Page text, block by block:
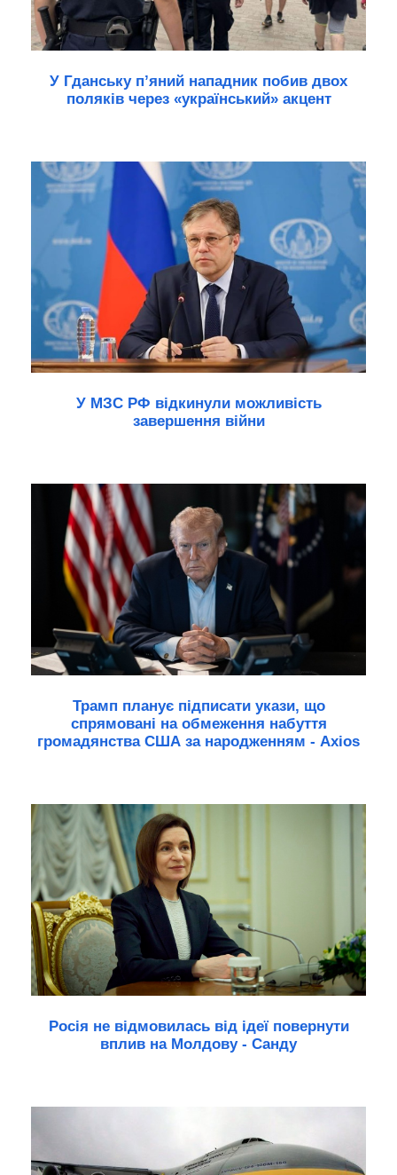
У Гданську п’яний нападник побив двох
поляків через «український» акцент
У МЗС РФ відкинули можливість
завершення війни
Трамп планує підписати укази, що
спрямовані на обмеження набуття
громадянства США за народженням - Axios
Росія не відмовилась від ідеї повернути
вплив на Молдову - Санду